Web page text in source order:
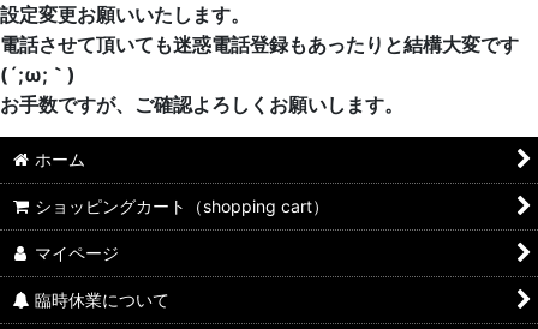
設定変更お願いいたします。
電話させて頂いても迷惑電話登録もあったりと結構大変です
(´;ω;｀)
お手数ですが、ご確認よろしくお願いします。
ホーム
ショッピングカート（shopping cart）
マイページ
臨時休業について